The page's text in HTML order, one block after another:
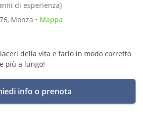
di esperienza)
Monza • Mappa
della vita e farlo in modo corretto
più a lungo!
info o prenota